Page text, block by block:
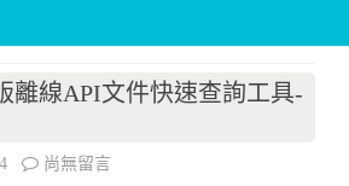
content
離線API文件快速查詢工具-
在
尚無留言